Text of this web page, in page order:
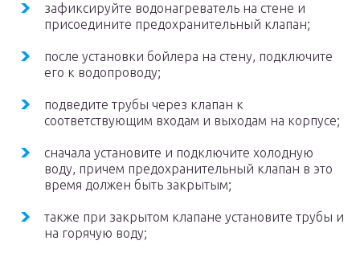
зафиксируйте водонагреватель на стене и
присоедините предохранительный клапан;
после установки бойлера на стену, подключите
его к водопроводу;
подведите трубы через клапан к
соответствующим входам и выходам на корпусе;
сначала установите и подключите холодную
воду, причем предохранительный клапан в это
время должен быть закрытым;
также при закрытом клапане установите трубы и
на горячую воду;